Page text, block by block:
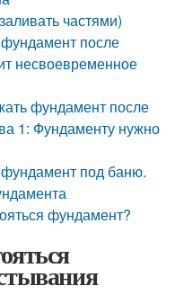
частями)
после
несвоевременное
фундамент после
1: Фундаменту нужно
фундамент под баню.
фундамент?